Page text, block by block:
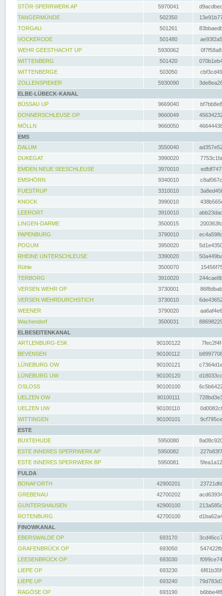
STÖR-SPERRWERK AP 5970041
TANGERMÜNDE
502350
TORGAU
501261
VOCKERODE
501480
WEHR GEESTHACHT UP
5930062
WITTENBERG
501420
WITTENBERGE
503050
ZOLLENSPIEKER
5930090
ELBE-LÜBECK-KANAL
BÜSSAU UP
9669040
DONNERSCHLEUSE OP
9660049
MÖLLN
9660050
EMS
DALUM
3550040
DUKEGAT
3990020
EMDEN NEUE SEESCHLEUSE
3970010
EMSHÖRN
9340010
FUESTRUP
3310010
KNOCK
3990010
LEERORT
3910010
LINGEN-DARME
3500015
PAPENBURG
3790010
POGUM
3950020
RHEINE UNTERSCHLEUSE
3390020
Rühle
3500070
TERBORG
3910020
VERSEN WEHR OP
3730001
VERSEN WEHRDURCHSTICH
3730010
WEENER
3790020
Wachendorf
3500031
ELBESEITENKANAL
ARTLENBURG-ESK
90100122
BEVENSEN
90100112
LÜNEBURG OW
90100121
LÜNEBURG UW
90100120
OSLOSS
90100100
UELZEN OW
90100111
UELZEN UW
90100110
WITTINGEN
90100101
ESTE
BUXTEHUDE
5950080
ESTE INNERES SPERRWERK AP
5950082
ESTE INNERES SPERRWERK BP
5950081
FULDA
BONAFORTH
42900201
GREBENAU
42700202
GUNTERSHAUSEN
42900100
ROTENBURG
42700100
FINOWKANAL
EBERSWALDE OP
693170
GRAFENBRÜCK OP
693050
LEESENBRÜCK OP
693030
LIEPE OP
693230
LIEPE UP
693240
RAGÖSE OP
693190